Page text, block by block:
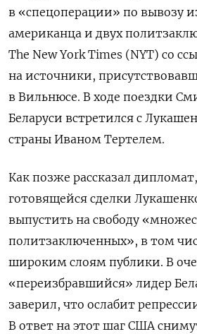
в «спецоперации» по вывозу
американца и двух
The New York Times (NYT) со
на источники,
в Вильнюсе. В ходе поездки
Беларуси встретился с
страны Иваном Тертелем.
Как позже рассказал
готовящейся сделки
выпустить на свободу
политзаключенных», в том
широким слоям публики. В
«переизбравшийся» лидер
заверил, что ослабит
В ответ на этот шаг США